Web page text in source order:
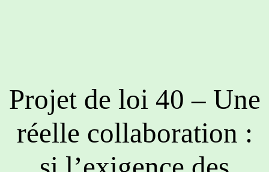
Projet de loi 40 – Une
réelle collaboration :